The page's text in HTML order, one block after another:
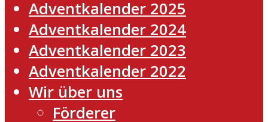
Adventkalender 2025
Adventkalender 2024
Adventkalender 2023
Adventkalender 2022
Wir über uns
Förderer